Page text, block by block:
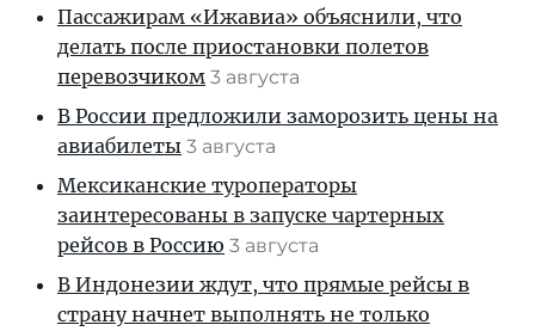
Пассажирам «Ижавиа» объяснили, что
делать после приостановки полетов
перевозчиком 3 августа
В России предложили заморозить цены на
авиабилеты 3 августа
Мексиканские туроператоры
заинтересованы в запуске чартерных
рейсов в Россию 3 августа
В Индонезии ждут, что прямые рейсы в
страну начнет выполнять не только